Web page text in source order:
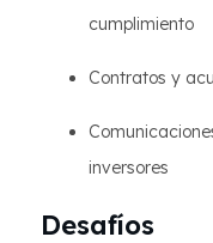
cumplimiento
Contratos y
inversores
Desafíos